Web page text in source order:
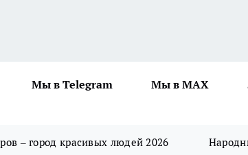
Мы в Telegram Мы в MAX
– город красивых людей 2026